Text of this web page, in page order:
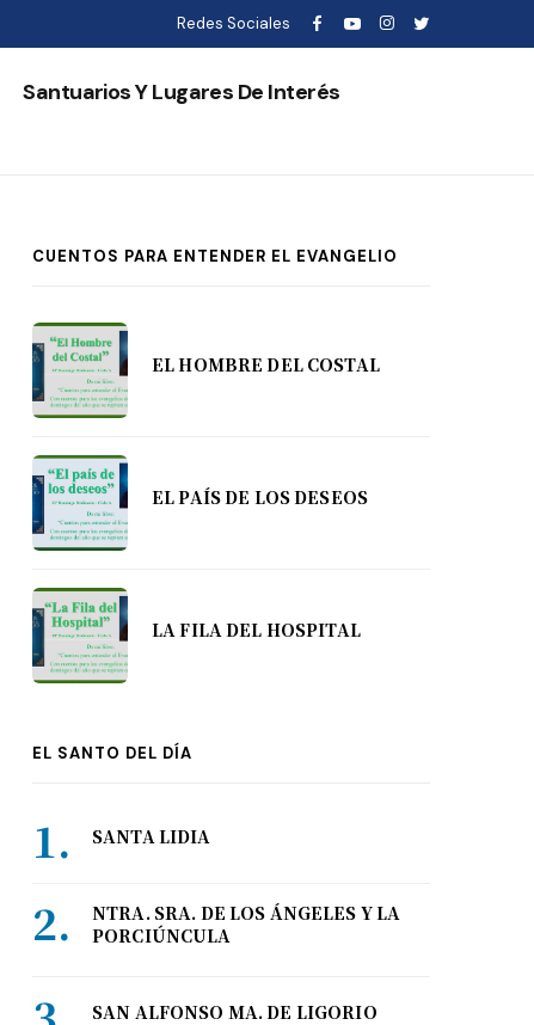
Redes Sociales
Santuarios Y Lugares De Interés
CUENTOS PARA ENTENDER EL EVANGELIO
EL HOMBRE DEL COSTAL
EL PAÍS DE LOS DESEOS
LA FILA DEL HOSPITAL
EL SANTO DEL DÍA
SANTA LIDIA
NTRA. SRA. DE LOS ÁNGELES Y LA
PORCIÚNCULA
SAN ALFONSO MA. DE LIGORIO